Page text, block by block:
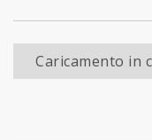
Caricamento in